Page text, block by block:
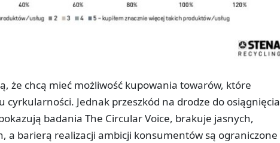
że chcą mieć możliwość kupowania towarów, które
cyrkularności. Jednak przeszkód na drodze do osiągnięcia
badania The Circular Voice, brakuje jasnych,
a barierą realizacji ambicji konsumentów są ograniczone